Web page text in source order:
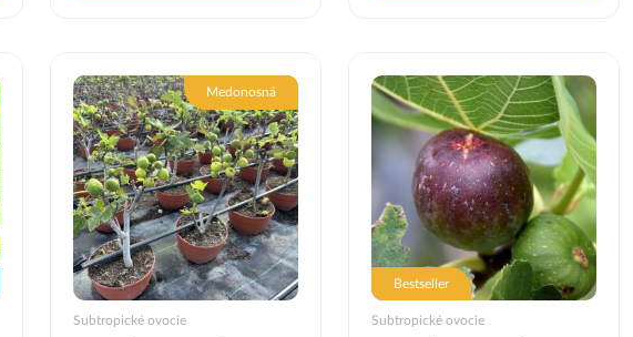
Medonosná
Subtropické ovocie
Bestseller
Subtropické ovocie